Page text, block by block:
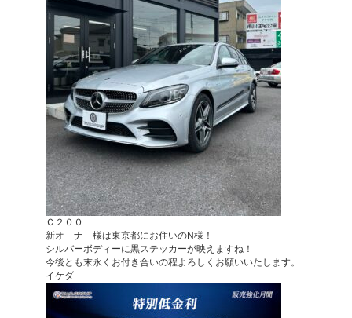
Ｃ２００
新オ－ナ－様は東京都にお住いのN様！
シルバーボディーに黒ステッカーが映えますね！
今後とも末永くお付き合いの程よろしくお願いいたします。
イケダ